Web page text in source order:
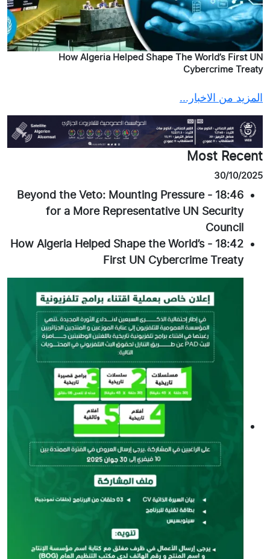
How Algeria Helped Shape The World’s First UN
Cybercrime Treaty
المزيد من الاخبار...
Most Recent
30/10/2025
18:46
-
Beyond the Veto: Mounting Pressure
for a More Representative UN Security
Council
18:42
-
How Algeria Helped Shape the World’s
First UN Cybercrime Treaty